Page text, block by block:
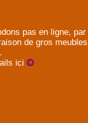
pas en ligne, par
de gros meubles
ici